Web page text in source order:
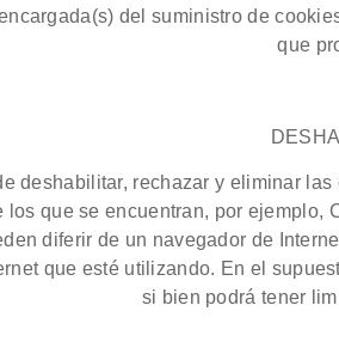
del suministro de
que
deshabilitar, rechazar y eliminar
los que se encuentran, por
diferir de un navegador de
que esté utilizando. En el
si bien podrá tener